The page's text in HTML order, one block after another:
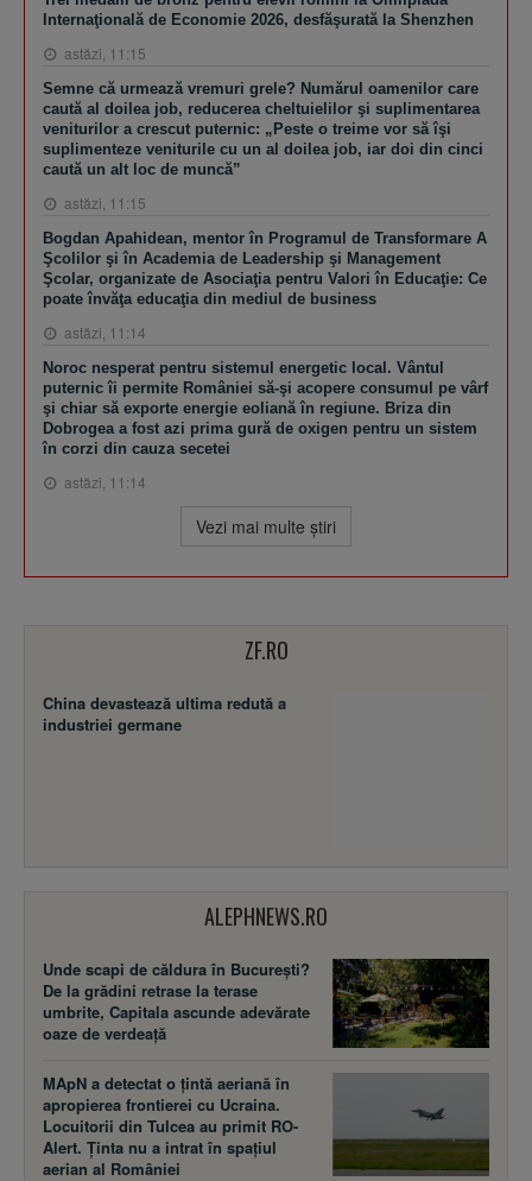
Internaţională de Economie 2026, desfăşurată la Shenzhen
astăzi, 11:15
Semne că urmează vremuri grele? Numărul oamenilor care
caută al doilea job, reducerea cheltuielilor şi suplimentarea
veniturilor a crescut puternic: „Peste o treime vor să îşi
suplimenteze veniturile cu un al doilea job, iar doi din cinci
caută un alt loc de muncă”
astăzi, 11:15
Bogdan Apahidean, mentor în Programul de Transformare A
Şcolilor şi în Academia de Leadership şi Management
Şcolar, organizate de Asociaţia pentru Valori în Educaţie: Ce
poate învăţa educaţia din mediul de business
astăzi, 11:14
Noroc nesperat pentru sistemul energetic local. Vântul
puternic îi permite României să-şi acopere consumul pe vârf
şi chiar să exporte energie eoliană în regiune. Briza din
Dobrogea a fost azi prima gură de oxigen pentru un sistem
în corzi din cauza secetei
astăzi, 11:14
Vezi mai multe ştiri
ZF.RO
China devastează ultima redută a
industriei germane
ALEPHNEWS.RO
Unde scapi de căldura în București?
De la grădini retrase la terase
umbrite, Capitala ascunde adevărate
oaze de verdeață
MApN a detectat o țintă aeriană în
apropierea frontierei cu Ucraina.
Locuitorii din Tulcea au primit RO-
Alert. Ținta nu a intrat în spațiul
aerian al României